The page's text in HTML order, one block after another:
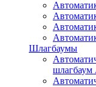
Шлагбаумы